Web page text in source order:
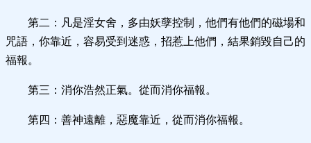
第二：凡是淫女舍，多由妖孽控制，他們有他們的磁場和
咒語，你靠近，容易受到迷惑，招惹上他們，結果銷毀自己的
福報。
第三：消你浩然正氣。從而消你福報。
第四：善神遠離，惡魔靠近，從而消你福報。